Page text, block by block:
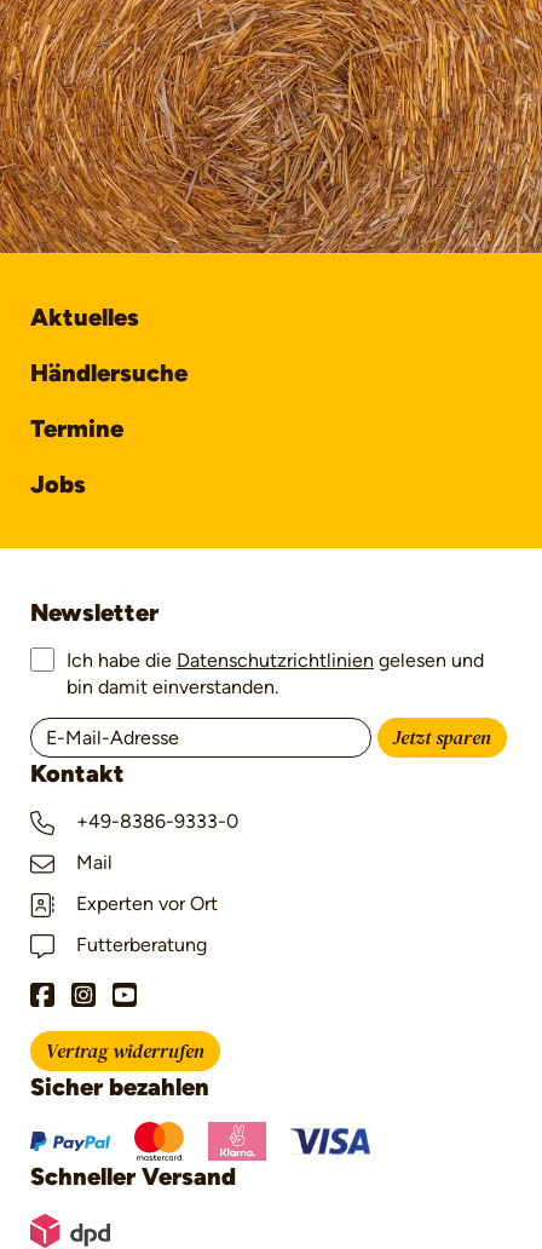
Aktuelles
Händlersuche
Termine
Jobs
Newsletter
Ich habe die Datenschutzrichtlinien gelesen und
bin damit einverstanden.
Jetzt sparen
Kontakt
+49-8386-9333-0
Mail
Experten vor Ort
Futterberatung
Vertrag widerrufen
Sicher bezahlen
Schneller Versand